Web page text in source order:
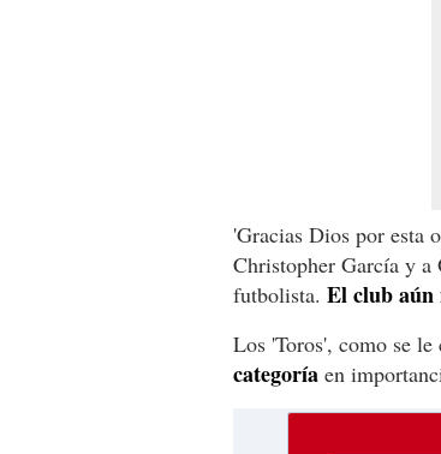
'Gracias Dios por esta
Christopher García y
futbolista. El club aún
Los 'Toros', como se le
categoría en